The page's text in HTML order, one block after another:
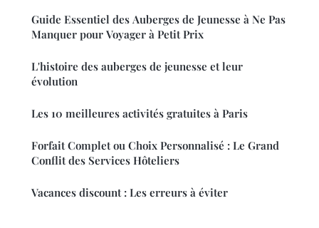
Guide Essentiel des Auberges de Jeunesse à Ne Pas
Manquer pour Voyager à Petit Prix
L'histoire des auberges de jeunesse et leur
évolution
Les 10 meilleures activités gratuites à Paris
Forfait Complet ou Choix Personnalisé : Le Grand
Conflit des Services Hôteliers
Vacances discount : Les erreurs à éviter